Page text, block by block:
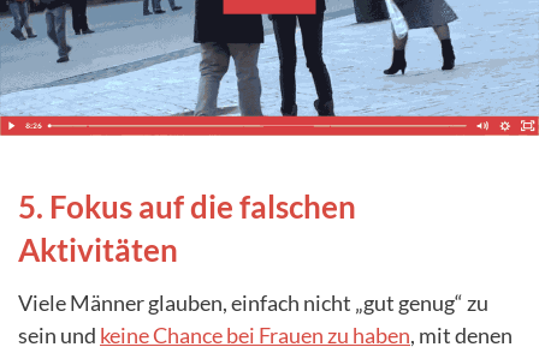
5. Fokus auf die falschen
Aktivitäten
Viele Männer glauben, einfach nicht „gut genug“ zu
sein und keine Chance bei Frauen zu haben, mit denen